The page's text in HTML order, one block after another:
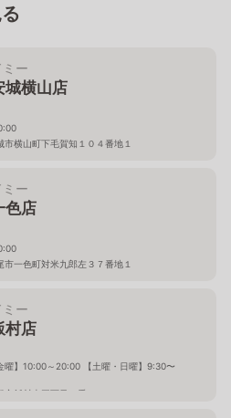
ミー
城横山店
市横山町下毛賀知１０４番地１
ミー
色店
市一色町対米九郎左３７番地１
ミー
村店
曜】10:00～20:00 【土曜・日曜】9:30〜
市飯村南三丁目１番